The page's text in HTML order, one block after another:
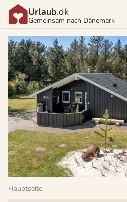
Urlaub.dk
Gemeinsam nach Dänemark
Hauptseite